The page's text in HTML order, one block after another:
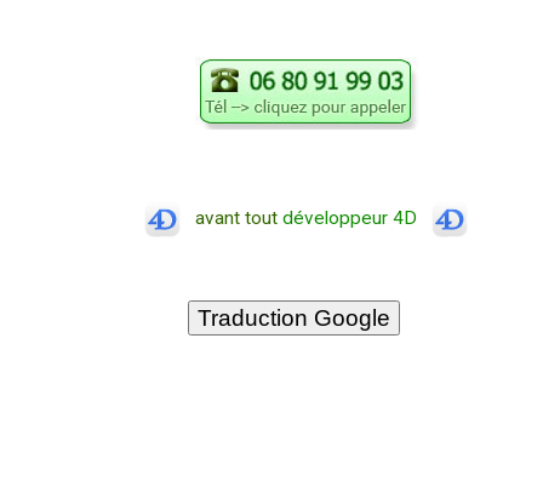
avant toutdéveloppeur 4D